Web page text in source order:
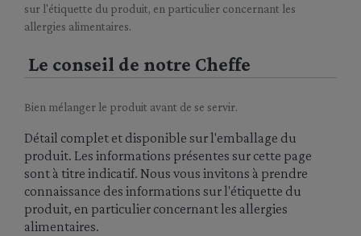
sur l'étiquette du produit, en particulier concernant les
allergies alimentaires.
Le conseil de notre Cheffe
Bien mélanger le produit avant de se servir.
Détail complet et disponible sur l'emballage du
produit. Les informations présentes sur cette page
sont à titre indicatif. Nous vous invitons à prendre
connaissance des informations sur l'étiquette du
produit, en particulier concernant les allergies
alimentaires.